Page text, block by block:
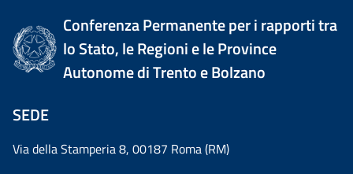
Conferenza Permanente per i rapporti tra
lo Stato, le Regioni e le Province
Autonome di Trento e Bolzano
SEDE
Via della Stamperia 8, 00187 Roma (RM)